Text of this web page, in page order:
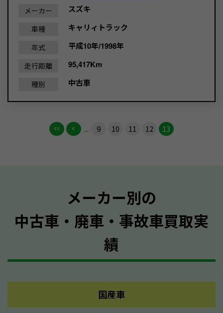
メーカー スズキ
車種 キャリィトラック
年式 平成10年/1998年
走行距離 95,417Km
種別 中古車
... 9 10 11 12 13
メーカー別の
中古車・廃車・事故車買取実
績
国産車